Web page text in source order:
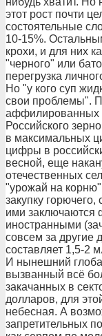
этот рост почти
состоятельные
10-15%.
крохи, и для них
"черного" или
перегрузка
Но "у кого суп
свои проблемы".
аффилированных
Российского
в максимальных
цифры в
весной, еще
отечественных
"урожай на
закупку
ими заключаются
иностранными
совсем за другие
составляет 1,5-2
И нынешний
вызванный всё
закачанных в
долларов, для
небесная. А
запретительных